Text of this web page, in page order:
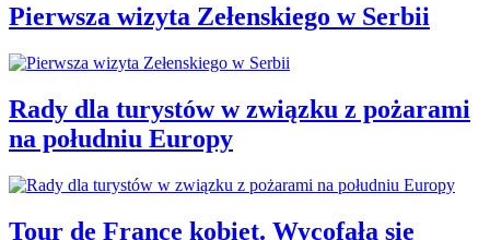
Pierwsza wizyta Zełenskiego w Serbii
Rady dla turystów w związku z pożarami
na południu Europy
Tour de France kobiet. Wycofała się